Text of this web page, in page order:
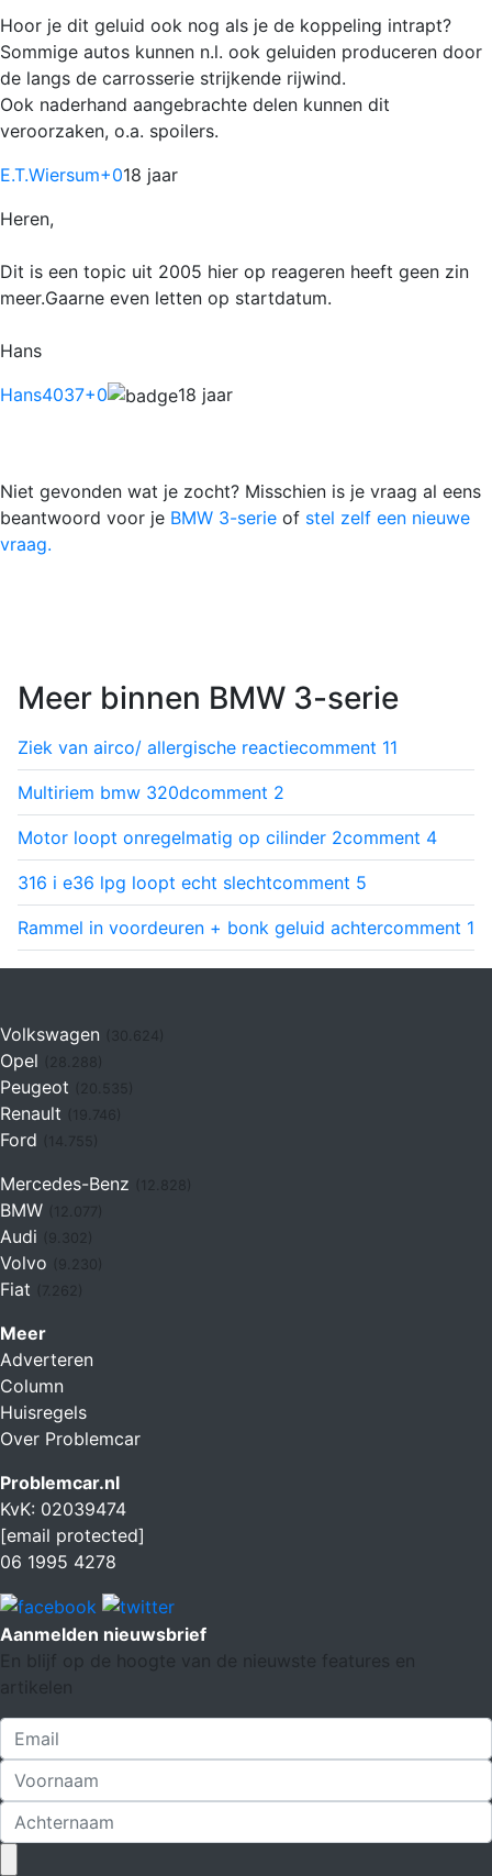
Hoor je dit geluid ook nog als je de koppeling intrapt?
Sommige autos kunnen n.l. ook geluiden produceren door
de langs de carrosserie strijkende rijwind.
Ook naderhand aangebrachte delen kunnen dit
veroorzaken, o.a. spoilers.
E.T.Wiersum+018 jaar
Heren,
Dit is een topic uit 2005 hier op reageren heeft geen zin
meer.Gaarne even letten op startdatum.
Hans
Hans4037+0 18 jaar
Niet gevonden wat je zocht? Misschien is je vraag al eens
beantwoord voor je BMW 3-serie of stel zelf een nieuwe
vraag.
Meer binnen BMW 3-serie
Ziek van airco/ allergische reactiecomment 11
Multiriem bmw 320dcomment 2
Motor loopt onregelmatig op cilinder 2comment 4
316 i e36 lpg loopt echt slechtcomment 5
Rammel in voordeuren + bonk geluid achtercomment 1
Volkswagen (30.624)
Opel
Peugeot
Renault (19.746)
Ford (14.755)
Mercedes-Benz
BMW
Audi
Volvo
Fiat (7.262)
Meer
Adverteren
Column
Huisregels
Over Problemcar
Problemcar.nl
KvK: 02039474
[email protected]
06 1995 4278
Aanmelden nieuwsbrief
En blijf op de hoogte van de nieuwste features en
artikelen